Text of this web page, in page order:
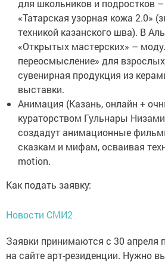
для школьников и подростков
«Татарская узорная кожа 2.0»
техникой казанского шва). В
«Открытых мастерских» –
переосмысление» для
сувенирная продукция из
выставки.
Анимация (Казань, онлайн +
кураторством Гульнары
создадут анимационные
сказкам и мифам, осваивая
motion.
Как подать заявку:
Новости СМИ2
Заявки принимаются с 30 апреля
на сайте арт-резиденции. Нужно